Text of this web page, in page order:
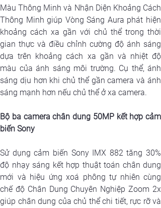
Màu Thông Minh và Nhận Diện Khoảng Cách
Thông Minh giúp Vòng Sáng Aura phát hiện
khoảng cách xa gần với chủ thể trong thời
gian thực và điều chỉnh cường độ ánh sáng
dựa trên khoảng cách xa gần và nhiệt độ
màu của ánh sáng môi trường. Cụ thể, ánh
sáng dịu hơn khi chủ thể gần camera và ánh
sáng mạnh hơn nếu chủ thể ở xa camera.
Bộ ba camera chân dung 50MP kết hợp cảm
biến Sony
Sử dụng cảm biến Sony IMX 882 tăng 30%
độ nhạy sáng kết hợp thuật toán chân dung
mới và hiệu ứng xoá phông tự nhiên cùng
chế độ Chân Dung Chuyên Nghiệp Zoom 2x
giúp chân dung của chủ thể chi tiết, rực rỡ và